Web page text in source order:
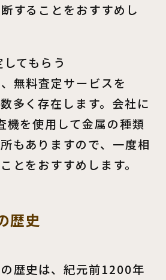
することをおすすめし
てもらう
無料査定サービスを
多く存在します。会社に
機を使用して金属の種類
もありますので、一度相
とをおすすめします。
歴史
歴史は、紀元前1200年